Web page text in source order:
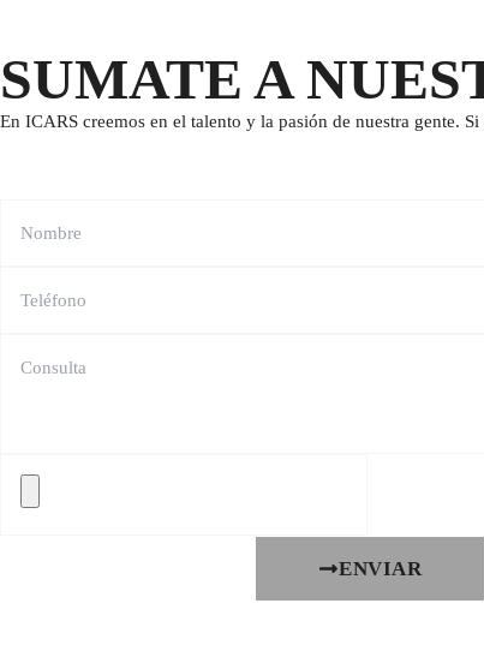
SUMATE A
En ICARS creemos en el talento y la pasión de nuestra gente.
ENVIAR